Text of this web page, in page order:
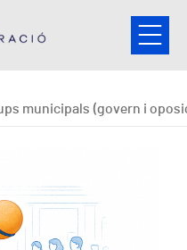
municipals (govern i